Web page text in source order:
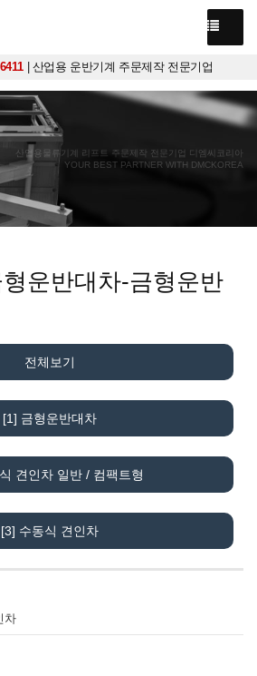
| 산업용 운반기계 주문제작 전문기업
산업용물류기계 리프트 주문제작 전문기업 디엠씨코리아
YOUR BEST PARTNER WITH DMCKOREA
운반대차-금형운반
전체보기
[1] 금형운반대차
견인차 일반 / 컴팩트형
[3] 수동식 견인차
차